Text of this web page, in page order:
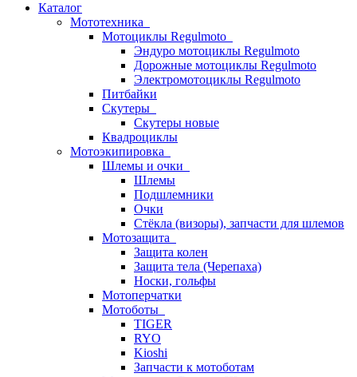
Каталог
Мототехника
Мотоциклы Regulmoto
Эндуро мотоциклы Regulmoto
Дорожные мотоциклы Regulmoto
Электромотоциклы Regulmoto
Питбайки
Скутеры
Скутеры новые
Квадроциклы
Мотоэкипировка
Шлемы и очки
Шлемы
Подшлемники
Очки
Стёкла (визоры), запчасти для шлемов
Мотозащита
Защита колен
Защита тела (Черепаха)
Носки, гольфы
Мотоперчатки
Мотоботы
TIGER
RYO
Kioshi
Запчасти к мотоботам